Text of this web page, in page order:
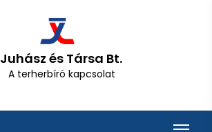
Juhász és Társa Bt.
A terherbíró kapcsolat